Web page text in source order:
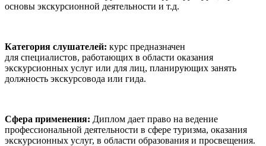
основы экскурсионной деятельности и т.д.
Категория слушателей: курс предназначен
для специалистов, работающих в области оказания
экскурсионных услуг или для лиц, планирующих занять
должность экскурсовода или гида.
Сфера применения: Диплом дает право на ведение
профессиональной деятельности в сфере туризма, оказания
экскурсионных услуг, в области образования и просвещения.